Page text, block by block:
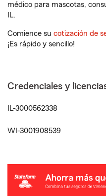
médico para mascotas,
IL.
Comience su cotización de
¡Es rápido y sencillo!
Credenciales y
IL-3000562338
WI-3001908539